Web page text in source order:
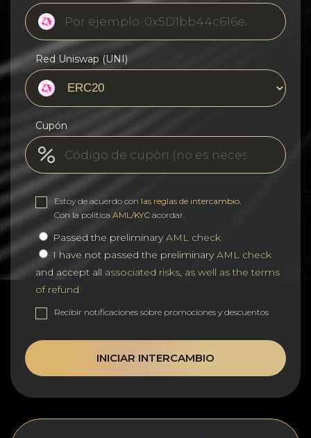
Red Uniswap (UNI)
Cupón
Estoy de acuerdo con las reglas de intercambio
Con la política AML/KYC acordar.
Passed the preliminaryAML check
I have not passed the preliminaryAML check
and accept all associated risks, as well as the terms
of refund
Recibir notificaciones sobre promociones y descuentos
INICIAR INTERCAMBIO